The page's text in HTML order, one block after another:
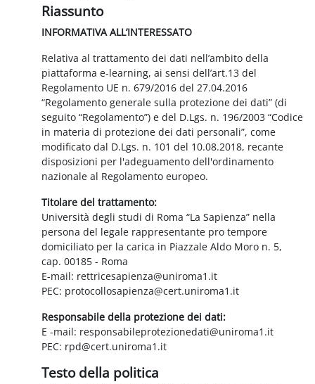
Riassunto
INFORMATIVA ALL’INTERESSATO
Relativa al trattamento dei dati nell’ambito della
piattaforma e-learning, ai sensi dell’art.13 del
Regolamento UE n. 679/2016 del 27.04.2016
“Regolamento generale sulla protezione dei dati” (di
seguito “Regolamento”) e del D.Lgs. n. 196/2003 “Codice
in materia di protezione dei dati personali”, come
modificato dal D.Lgs. n. 101 del 10.08.2018, recante
disposizioni per l'adeguamento dell'ordinamento
nazionale al Regolamento europeo.
Titolare del trattamento:
Università degli studi di Roma “La Sapienza” nella
persona del legale rappresentante pro tempore
domiciliato per la carica in Piazzale Aldo Moro n. 5,
cap. 00185 - Roma
E-mail: rettricesapienza@uniroma1.it
PEC: protocollosapienza@cert.uniroma1.it
Responsabile della protezione dei dati:
E -mail: responsabileprotezionedati@uniroma1.it
PEC: rpd@cert.uniroma1.it
Testo della politica